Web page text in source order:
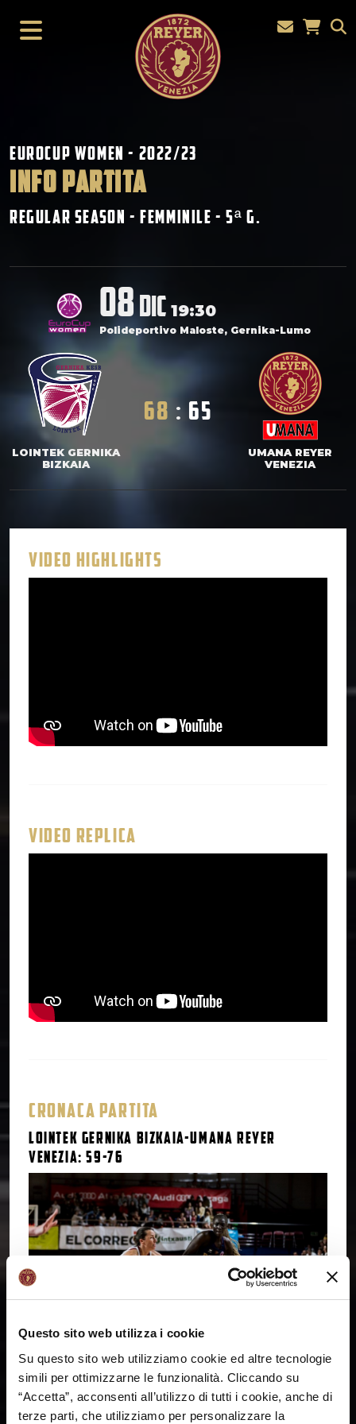
Questo sito web utilizza i cookie
Su questo sito web utilizziamo cookie ed altre tecnologie
simili per ottimizzarne le funzionalità. Cliccando su
“Accetta”, acconsenti all’utilizzo di tutti i cookie, anche di
terze parti, che utilizziamo per personalizzare la
Eurocup Women - 2022/23
INFO PARTITA
Regular Season - Femminile - 5ª G.
08dic 19:30
Polideportivo Maloste, Gernika-Lumo
LOINTEK GERNIKA
BIZKAIA
68 : 65
UMANA REYER
VENEZIA
VIDEO HIGHLIGHTS
VIDEO REPLICA
CRONACA PARTITA
Lointek Gernika Bizkaia-Umana Reyer
Venezia: 59-76
Parziali: 10-14; 25-34; 44-55 Lointek Gernika Bizkaia: Wojta 11,
Spreafico 11, Cvitkovic 4, Alberdi ne, Williams 12,